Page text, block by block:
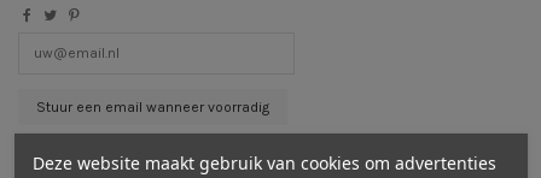
Deze website maakt gebruik van cookies om advertenties